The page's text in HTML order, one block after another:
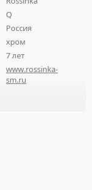
Q
Россия
хром
7 лет
www.rossinka-
sm.ru